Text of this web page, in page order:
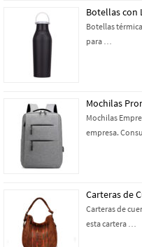
Botellas con
Botellas
para …
Mochilas
Mochilas
empresa.
Carteras de
Carteras de
esta cartera …